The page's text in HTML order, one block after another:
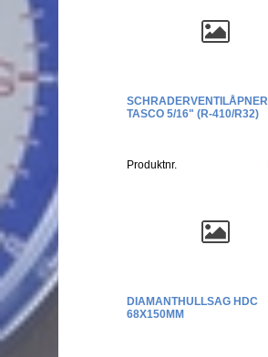
SCHRADERVENTILÅPNER
TASCO 5/16" (R-410/R32)
Produktnr.
DIAMANTHULLSAG HDC
68X150MM